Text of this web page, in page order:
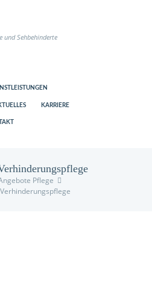
und Sehbehinderte
KARRIERE
Pflege